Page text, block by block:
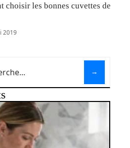
choisir les bonnes cuvettes de
2019